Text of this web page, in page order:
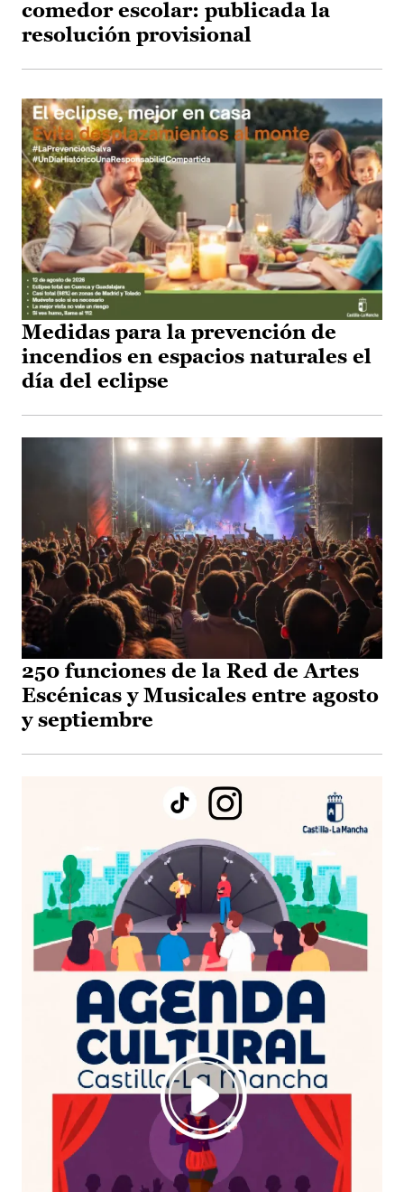
comedor escolar: publicada la
resolución provisional
Medidas para la prevención de
incendios en espacios naturales el
día del eclipse
250 funciones de la Red de Artes
Escénicas y Musicales entre agosto
y septiembre